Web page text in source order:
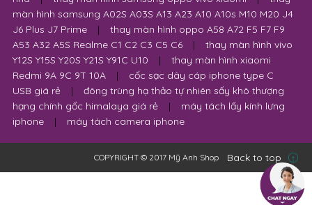
màn hình samsung A02S A03S A13 A23 A10 A10s M10 M20 J4
J6 Plus J7 Prime
|
thay màn hình oppo A58 A72 F5 F7 F9
A53 A32 A5S Realme C1 C2 C3 C5 C6
|
thay màn hình vivo
Y12S Y15S Y20S Y21S Y91C U10
|
thay màn hình xiaomi
Redmi 9A 9C 9T 10A
|
cốc sạc dây cáp iphone type C
USB giá rẻ
|
đông trùng hạ thảo tự nhiên sấy khô thượng
hạng chính gốc himalaya giá rẻ
|
máy tách lấy kính lưng
iphone
| máy tách camera iphone
COPYRIGHT © 2017 Mỹ Anh Shop Back to top